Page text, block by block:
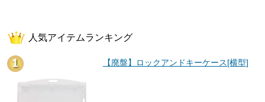
人気アイテムランキング
【廃盤】ロックアンドキーケース[横型]